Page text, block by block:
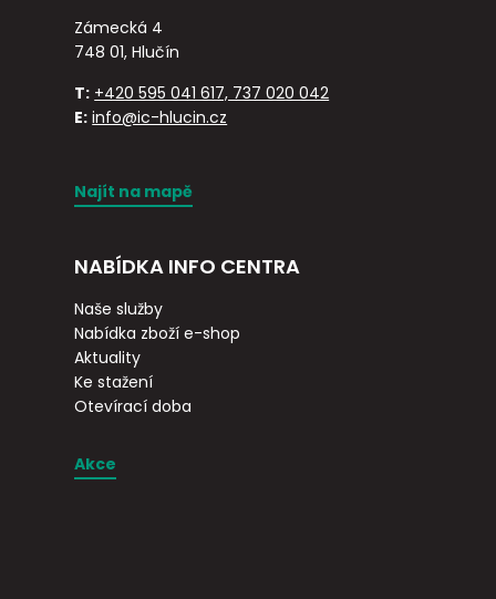
Zámecká 4
748 01, Hlučín
T: +420 595 041 617, 737 020 042
E: info@ic-hlucin.cz
Najít na mapě
NABÍDKA INFO CENTRA
Naše služby
Nabídka zboží e-shop
Aktuality
Ke stažení
Otevírací doba
Akce